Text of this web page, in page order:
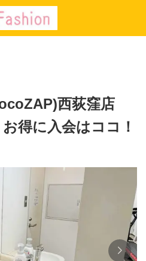
西荻窪店
お得に入会はココ！